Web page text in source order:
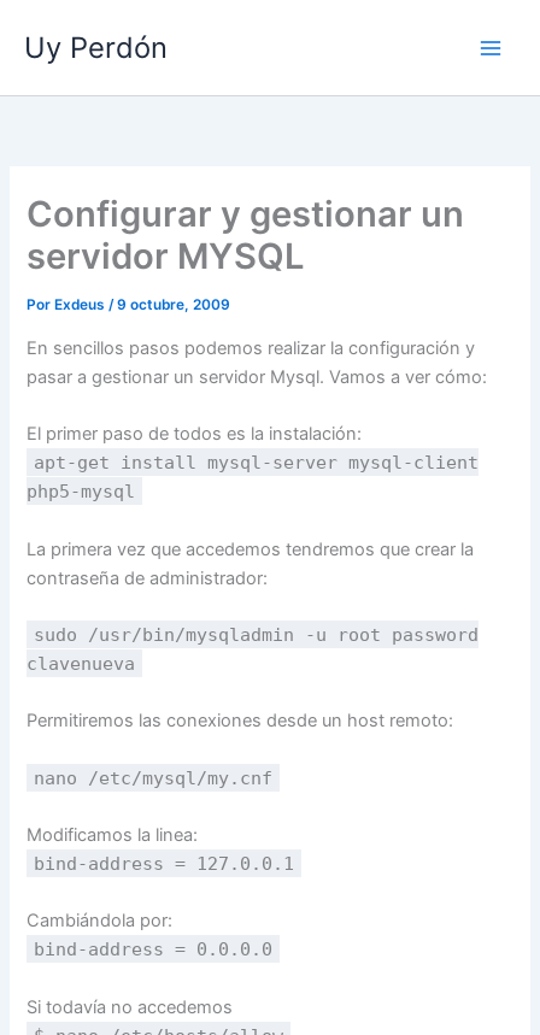
contenido
Uy Perdón
Configurar y gestionar un
servidor MYSQL
Por Exdeus/9 octubre, 2009
En sencillos pasos podemos realizar la configuración y
pasar a gestionar un servidor Mysql. Vamos a ver cómo:
El primer paso de todos es la instalación:
apt-get install mysql-server mysql-client
php5-mysql
La primera vez que accedemos tendremos que crear la
contraseña de administrador:
sudo /usr/bin/mysqladmin -u root password
clavenueva
Permitiremos las conexiones desde un host remoto:
nano /etc/mysql/my.cnf
Modificamos la linea:
bind-address = 127.0.0.1
Cambiándola por:
bind-address = 0.0.0.0
Si todavía no accedemos